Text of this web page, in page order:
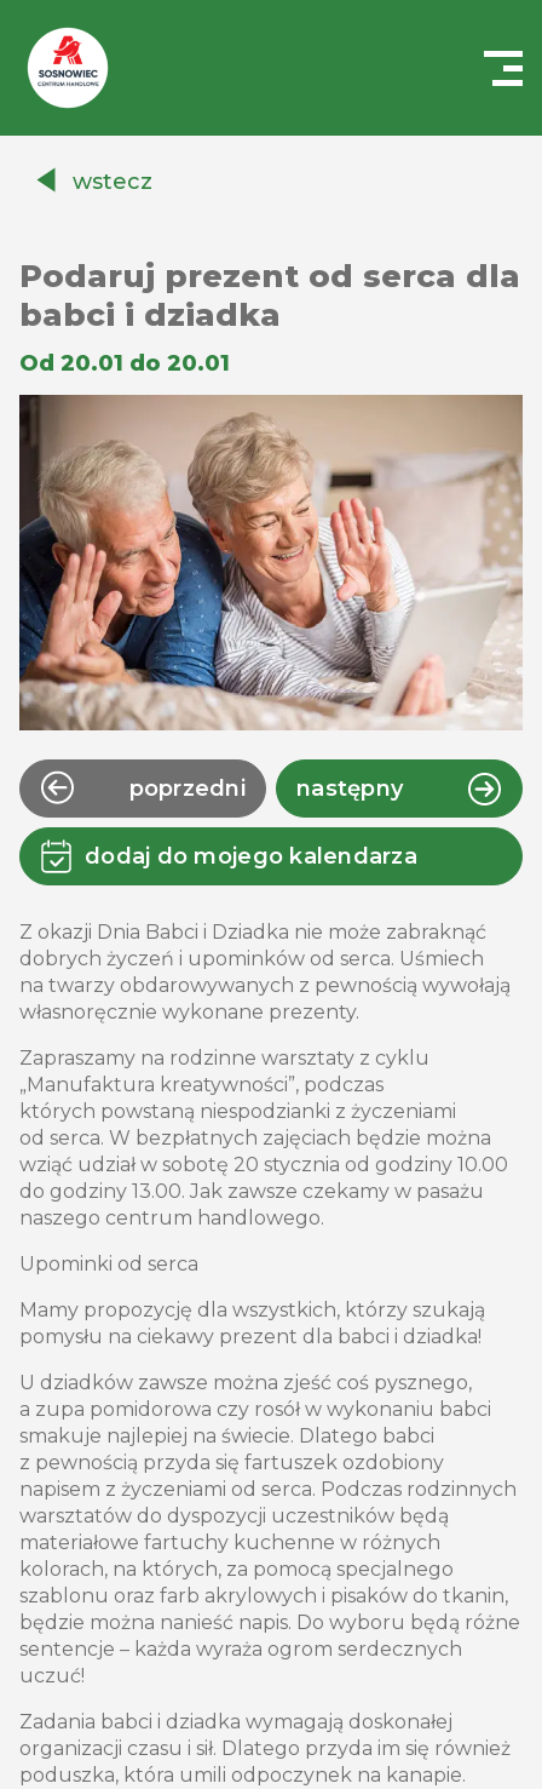
Auchanwstecz
Podaruj prezent od serca dla
babci i dziadka
Od 20.01 do 20.01
poprzedni następny
dodaj do mojego kalendarza
Z okazji Dnia Babci i Dziadka nie może zabraknąć
dobrych życzeń i upominków od serca. Uśmiech
na twarzy obdarowywanych z pewnością wywołają
własnoręcznie wykonane prezenty.
Zapraszamy na rodzinne warsztaty z cyklu
„Manufaktura kreatywności”, podczas
których powstaną niespodzianki z życzeniami
od serca. W bezpłatnych zajęciach będzie można
wziąć udział w sobotę 20 stycznia od godziny 10.00
do godziny 13.00. Jak zawsze czekamy w pasażu
naszego centrum handlowego.
Upominki od serca
Mamy propozycję dla wszystkich, którzy szukają
pomysłu na ciekawy prezent dla babci i dziadka!
U dziadków zawsze można zjeść coś pysznego,
a zupa pomidorowa czy rosół w wykonaniu babci
smakuje najlepiej na świecie. Dlatego babci
z pewnością przyda się fartuszek ozdobiony
napisem z życzeniami od serca. Podczas rodzinnych
warsztatów do dyspozycji uczestników będą
materiałowe fartuchy kuchenne w różnych
kolorach, na których, za pomocą specjalnego
szablonu oraz farb akrylowych i pisaków do tkanin,
będzie można nanieść napis. Do wyboru będą różne
sentencje – każda wyraża ogrom serdecznych
uczuć!
Zadania babci i dziadka wymagają doskonałej
organizacji czasu i sił. Dlatego przyda im się również
poduszka, która umili odpoczynek na kanapie.